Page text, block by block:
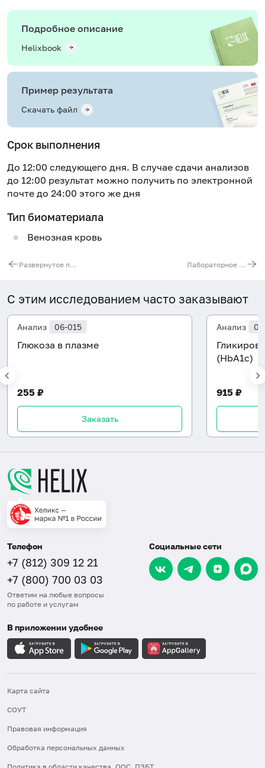
Подробное описание
Helixbook
Пример результата
Скачать файл
Срок выполнения
До 12:00 следующего дня. В случае сдачи анализов
до 12:00 результат можно получить по электронной
почте до 24:00 этого же дня
Тип биоматериала
Венозная кровь
Развернутое лабораторное обследование печени Лабораторное обследование почек
С этим исследованием часто заказывают
Анализ 06-015
Глюкоза в плазме
255 ₽
Заказать
Анализ
(HbA1c)
915 ₽
Телефон
+7 (812) 309 12 21
+7 (800) 700 03 03
Ответим на любые вопросы
по работе и услугам
Социальные сети
В приложении удобнее
Карта сайта
СОУТ
Правовая информация
Обработка персональных данных